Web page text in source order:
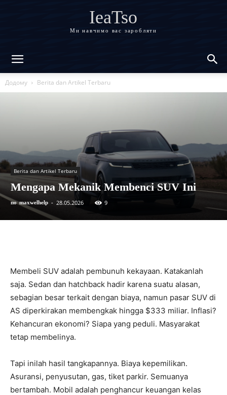
IeaTso
Ми навчимо вас заробляти
Додому Berita dan Artikel Terbaru
Berita dan Artikel Terbaru
Mengapa Mekanik Membenci SUV Ini
по maxwelhelp - 28.05.2026 9
Membeli SUV adalah pembunuh kekayaan. Katakanlah
saja. Sedan dan hatchback hadir karena suatu alasan,
sebagian besar terkait dengan biaya, namun pasar SUV di
AS diperkirakan membengkak hingga $333 miliar. Inflasi?
Kehancuran ekonomi? Siapa yang peduli. Masyarakat
tetap membelinya.
Tapi inilah hasil tangkapannya. Biaya kepemilikan.
Asuransi, penyusutan, gas, tiket parkir. Semuanya
bertambah. Mobil adalah penghancur keuangan kelas